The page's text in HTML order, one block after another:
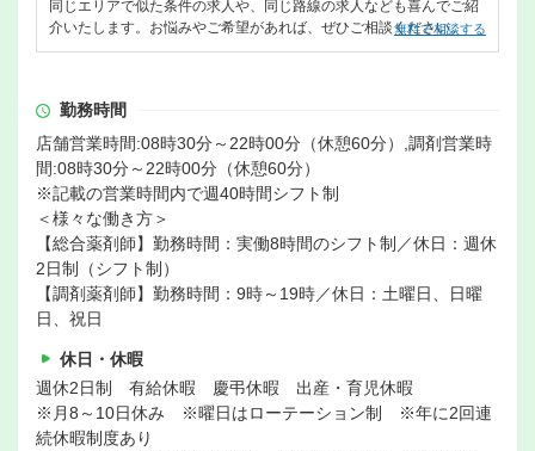
同じエリアで似た条件の求人や、同じ路線の求人なども喜んでご紹
介いたします。お悩みやご希望があれば、ぜひご相談ください。
無料で相談する
勤務時間
店舗営業時間:08時30分～22時00分（休憩60分）,調剤営業時
間:08時30分～22時00分（休憩60分）
※記載の営業時間内で週40時間シフト制
＜様々な働き方＞
【総合薬剤師】勤務時間：実働8時間のシフト制／休日：週休
2日制（シフト制）
【調剤薬剤師】勤務時間：9時～19時／休日：土曜日、日曜
日、祝日
休日・休暇
週休2日制 有給休暇 慶弔休暇 出産・育児休暇
※月8～10日休み ※曜日はローテーション制 ※年に2回連
続休暇制度あり